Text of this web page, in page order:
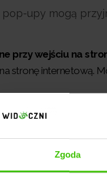
Zgoda
upy mogą
przy wejściu na
stronę internetową.
po pewnym czasie
jest na stronie.
przy opuszczaniu
stronę. Są